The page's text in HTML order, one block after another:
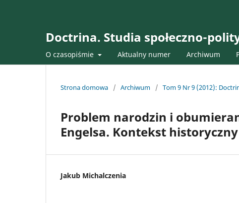
Doctrina. Studia społeczno-
O czasopiśmie Aktualny numer Archiwum
Strona domowa / Archiwum / Tom 9 Nr 9 (2012):
Problem narodzin i
Engelsa. Kontekst
Jakub Michalczenia